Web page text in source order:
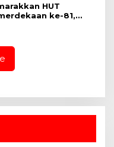
HUT
ke-81,